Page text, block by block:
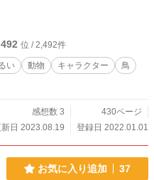
位 / 2,492件
い 動物 キャラクター
鳥
感想数 3
430ページ
日 2023.08.19
登録日 2022.01.01
お気に入り追加 37